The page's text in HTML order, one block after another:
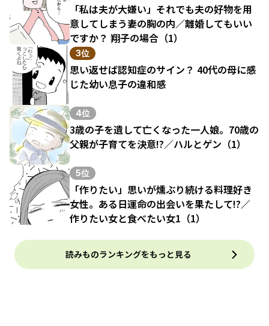
「私は夫が大嫌い」それでも夫の好物を用
意してしまう妻の胸の内／離婚してもいい
ですか？ 翔子の場合（1）
3位
思い返せば認知症のサイン？ 40代の母に感
じた幼い息子の違和感
4位
3歳の子を遺して亡くなった一人娘。70歳の
父親が子育てを決意!?／ハルとゲン（1）
5位
「作りたい」思いが燻ぶり続ける料理好き
女性。ある日運命の出会いを果たして!?／
作りたい女と食べたい女1（1）
読みものランキングをもっと見る